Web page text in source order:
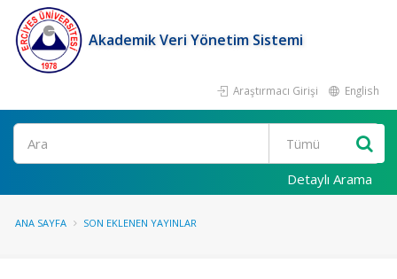
Akademik Veri Yönetim Sistemi
Araştırmacı Girişi English
Ara
Detaylı Arama
ANA SAYFA SON EKLENEN YAYINLAR